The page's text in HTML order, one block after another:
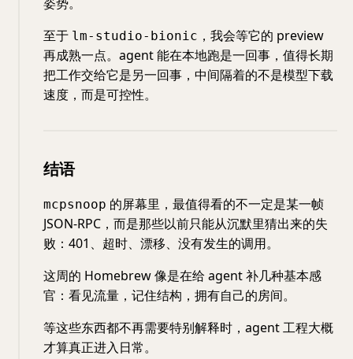
至于 lm-studio-bionic ，我会等它的 preview
再成熟一点。agent 能在本地跑是一回事，值得长期
把工作交给它是另一回事，中间隔着的不是模型下载
速度，而是可控性。
结语
mcpsnoop 的屏幕里，最值得看的不一定是某一帧
JSON-RPC，而是那些以前只能从沉默里猜出来的失
败：401、超时、漂移、没有发生的调用。
这周的 Homebrew 像是在给 agent 补几种基本感
官：看见流量，记住结构，拥有自己的房间。
等这些东西都不再需要特别解释时，agent 工程大概
才算真正进入日常。